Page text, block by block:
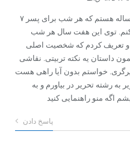
با سلام ، من یک مادر ۳۸ ساله هستم که هر شب برای پسر ۷
توی این هفت سال هر شب
و تعریف کردم که شخصیت اصلی
داستان یه نکته تربیتی. نقاشی
خواستم بدون آیا راهی هست
به رشته تحریر در بیاورم و به
اگه منو راهنمایی کنید
پاسخ دادن